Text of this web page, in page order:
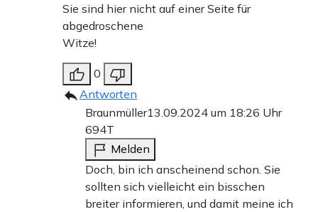
Sie sind hier nicht auf einer Seite für
abgedroschene
Witze!
0
Antworten
Braunmüller13.09.2024 um 18:26 Uhr
694T
Melden
Doch, bin ich anscheinend schon. Sie
sollten sich vielleicht ein bisschen
breiter informieren, und damit meine ich